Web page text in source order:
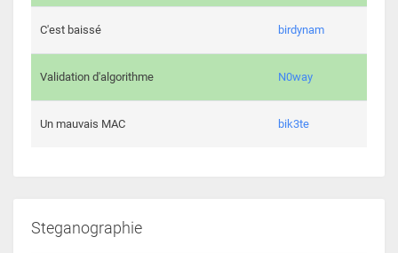
C'est baissé birdynam
Validation d'algorithme N0way
Un mauvais MAC bik3te
Steganographie